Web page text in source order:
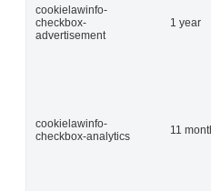
cookielawinfo-
checkbox-
advertisement
1 year
cookielawinfo-
checkbox-analytics
11